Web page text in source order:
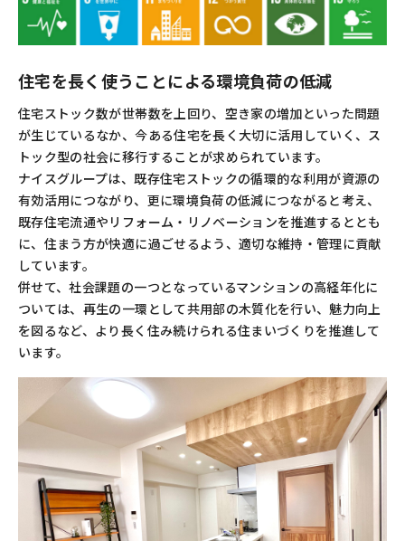
住宅を長く使うことによる環境負荷の低減
住宅ストック数が世帯数を上回り、空き家の増加といった問題
が生じているなか、今ある住宅を長く大切に活用していく、ス
トック型の社会に移行することが求められています。
ナイスグループは、既存住宅ストックの循環的な利用が資源の
有効活用につながり、更に環境負荷の低減につながると考え、
既存住宅流通やリフォーム・リノベーションを推進するととも
に、住まう方が快適に過ごせるよう、適切な維持・管理に貢献
しています。
併せて、社会課題の一つとなっているマンションの高経年化に
ついては、再生の一環として共用部の木質化を行い、魅力向上
を図るなど、より長く住み続けられる住まいづくりを推進して
います。